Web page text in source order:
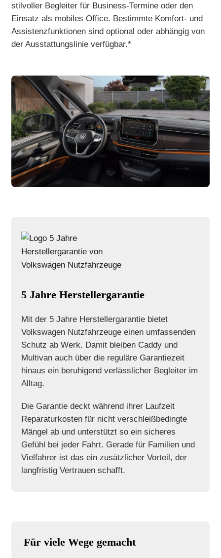
stilvoller Begleiter für Business-Termine oder den
Einsatz als mobiles Office. Bestimmte Komfort- und
Assistenzfunktionen sind optional oder abhängig von
der Ausstattungslinie verfügbar.*
5 Jahre Herstellergarantie
Mit der 5 Jahre Herstellergarantie bietet
Volkswagen Nutzfahrzeuge einen umfassenden
Schutz ab Werk. Damit bleiben Caddy und
Multivan auch über die reguläre Garantiezeit
hinaus ein beruhigend verlässlicher Begleiter im
Alltag.
Die Garantie deckt während ihrer Laufzeit
Reparaturkosten für nicht verschleißbedingte
Mängel ab und unterstützt so ein sicheres
Gefühl bei jeder Fahrt. Gerade für Familien und
Vielfahrer ist das ein zusätzlicher Vorteil, der
langfristig Vertrauen schafft.
Für viele Wege gemacht